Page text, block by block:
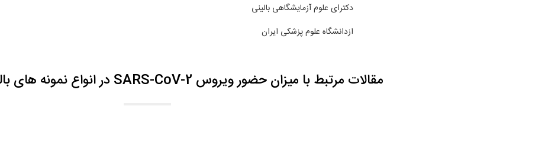
دکترای علوم آزمایشگاهی بالینی
ازدانشگاه علوم پزشکی ایران
مقالات مرتبط با میزان حضور ویروس SARS-CoV-2 در انواع نمونه های بالینی چقدر است ؟